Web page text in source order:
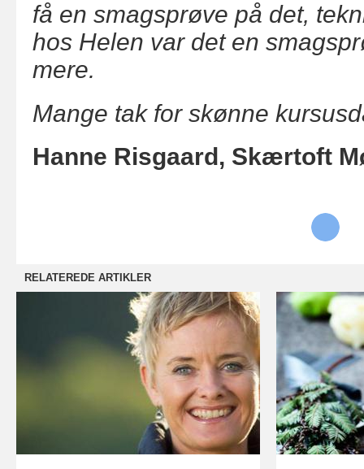
få en smagsprøve på det,
hos Helen var det en
mere.
Mange tak for skønne
Hanne Risgaard, Skærtoft
RELATEREDE ARTIKLER